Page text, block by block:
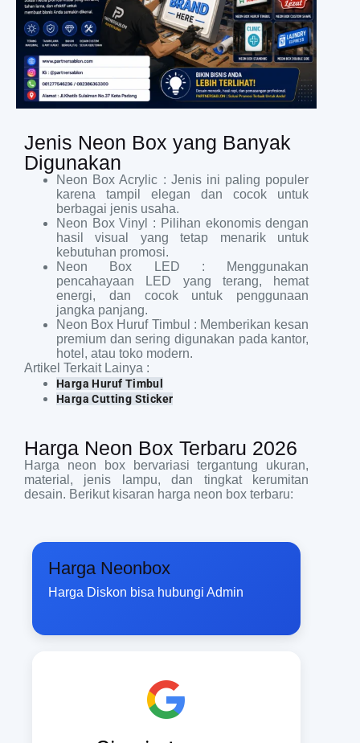
Jenis Neon Box yang Banyak
Digunakan
Neon Box Acrylic : Jenis ini paling populer
karena tampil elegan dan cocok untuk
berbagai jenis usaha.
Neon Box Vinyl : Pilihan ekonomis dengan
hasil visual yang tetap menarik untuk
kebutuhan promosi.
Neon Box LED : Menggunakan
pencahayaan LED yang terang, hemat
energi, dan cocok untuk penggunaan
jangka panjang.
Neon Box Huruf Timbul : Memberikan kesan
premium dan sering digunakan pada kantor,
hotel, atau toko modern.
Artikel Terkait Lainya :
Harga Huruf Timbul
Harga Cutting Sticker
Harga Neon Box Terbaru 2026
Harga neon box bervariasi tergantung ukuran,
material, jenis lampu, dan tingkat kerumitan
desain. Berikut kisaran harga neon box terbaru:
Harga Neonbox
Harga Diskon bisa hubungi Admin